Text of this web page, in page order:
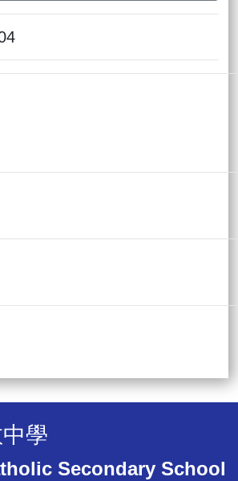
學
Secondary School